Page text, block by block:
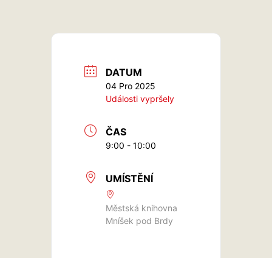
DATUM
04 Pro 2025
Události vypršely
ČAS
9:00 - 10:00
UMÍSTĚNÍ
Městská knihovna
Mníšek pod Brdy